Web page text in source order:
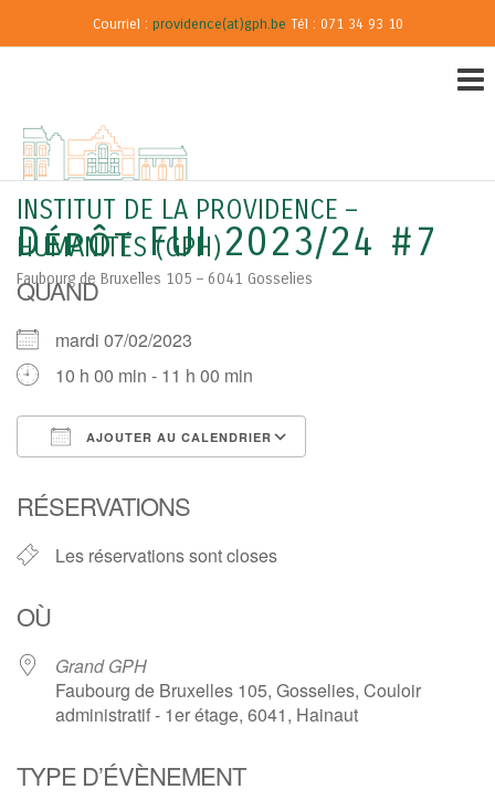
Courriel : providence(at)gph.be Tél : 071 34 93 10
INSTITUT DE LA PROVIDENCE –
HUMANITÉS (GPH)
Faubourg de Bruxelles 105 – 6041 Gosselies
Dépôt FUI 2023/24 #7
QUAND
mardi 07/02/2023
10 h 00 min - 11 h 00 min
AJOUTER AU CALENDRIER
RÉSERVATIONS
Les réservations sont closes
OÙ
Grand GPH
Faubourg de Bruxelles 105, Gosselies, Couloir
administratif - 1er étage, 6041, Hainaut
TYPE D’ÉVÈNEMENT